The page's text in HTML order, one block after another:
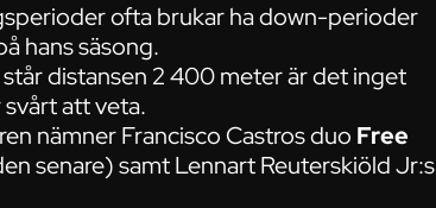
ofta brukar ha down-perioder
hans säsong.
distansen 2 400 meter är det inget
att veta.
nämner Francisco Castros duo Free
senare) samt Lennart Reuterskiöld Jr:s